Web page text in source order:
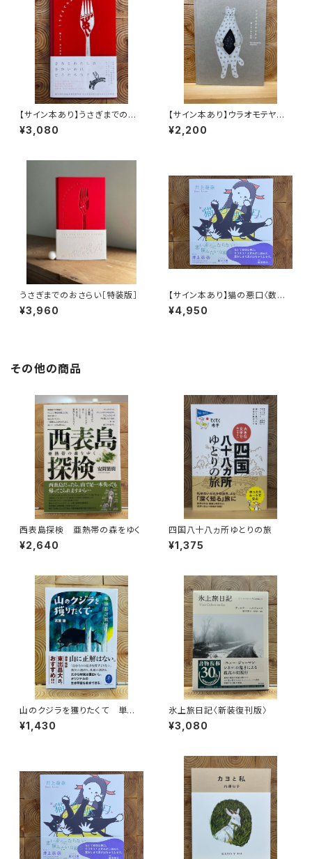
【サイン本あり】うさぎまでのお
さらい［通常版］
¥3,080
【サイン本あり】ウラオモテヤマ
ネコ
¥2,200
うさぎまでのおさらい［特装版］
¥3,960
【サイン本あり】猫の悪口〈数量
限定・オリジナルトート付き〉
¥4,950
その他の商品
西表島探検 亜熱帯の森をゆく
¥2,640
四国八十八ヵ所ゆとりの旅
¥1,375
山のクジラを獲りたくて 単独
忍び猟記（文庫版）
¥1,430
氷上旅日記〈新装復刊版〉
¥3,080